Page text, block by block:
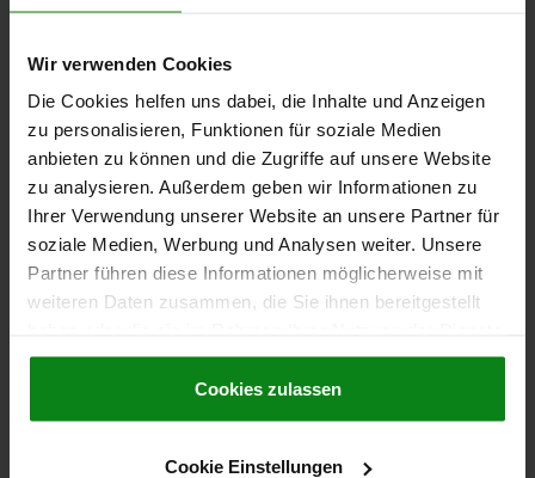
Wir verwenden Cookies
Die Cookies helfen uns dabei, die Inhalte und Anzeigen
zu personalisieren, Funktionen für soziale Medien
anbieten zu können und die Zugriffe auf unsere Website
zu analysieren. Außerdem geben wir Informationen zu
Ihrer Verwendung unserer Website an unsere Partner für
soziale Medien, Werbung und Analysen weiter. Unsere
Partner führen diese Informationen möglicherweise mit
weiteren Daten zusammen, die Sie ihnen bereitgestellt
gesammelt haben.Cookie Richtlinien
Datenschutz|AGB
Cookies zulassen
Cookie Einstellungen
06626
DREISTERNGRIFF ERGONOMISCH D=M08X25 D1=80
H=37, FORM:L KUNSTSTOFF, SCHWARZGRAU
RAL7021, KOMP:STAHL
AUSSENDURCHMESSER=80 HÖHE=37 GEWINDE=M8
FORM=L MATERIAL KOMPONENTE=STAHL
D2=26 H1=10